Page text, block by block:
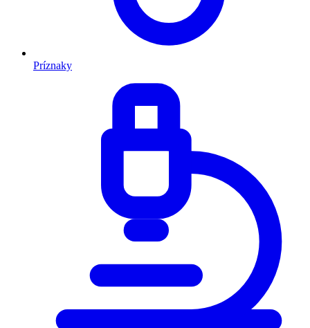
Príznaky